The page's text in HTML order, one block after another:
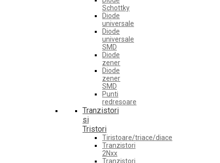
Schottky
Diode
universale
Diode
universale
SMD
Diode
zener
Diode
zener
SMD
Punti
redresoare
Tranzistori
si
Tristori
Tiristoare/triace/diace
Tranzistori
2Nxx
Tranzistori